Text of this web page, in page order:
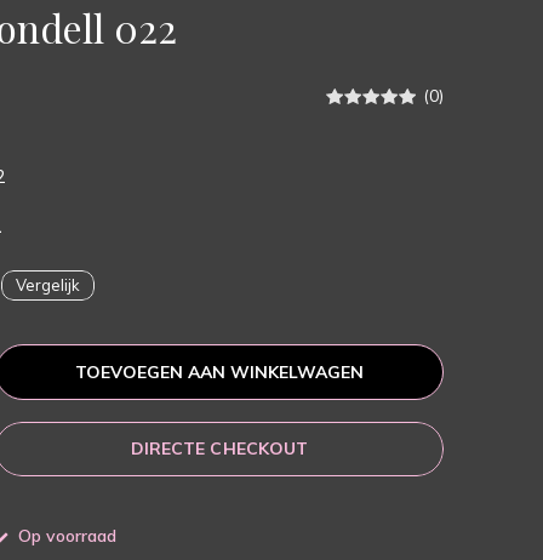
022
(0)
Vergelijk
TOEVOEGEN AAN WINKELWAGEN
DIRECTE CHECKOUT
Op voorraad